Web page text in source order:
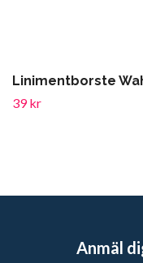
Linimentborste
39 kr
Anmäl